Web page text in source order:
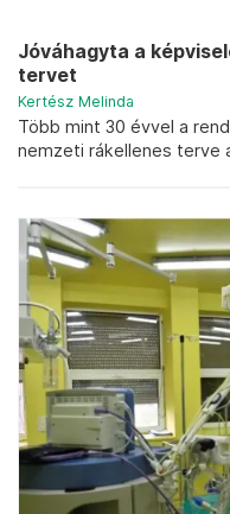
Jóváhagyta a
tervet
Kertész Melinda
Több mint 30 évvel a
nemzeti rákellenes terve